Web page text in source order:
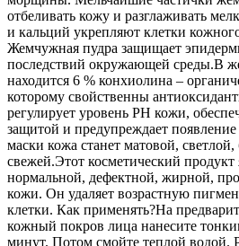
отбеливать кожу и разглаживать
и кальций укрепляют клетки
Жемчужная пудра защищает
последствий окружающей среды.В
находится 6 % конхиолина –
которому свойственны
регулирует уровень PH кожи,
защитой и предупреждает
маски кожа станет матовой, светлой,
свежей.Этот косметический продукт
нормальной, дефектной, жирной,
кожи. Он удаляет возрастную
клетки. Как применять?На
кожный покров лица нанесите
минут. Потом смойте теплой водой.